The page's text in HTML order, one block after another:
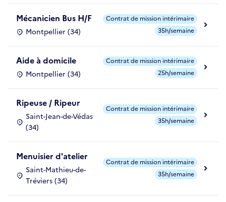
Mécanicien Bus H/F
Montpellier (34)
Contrat de mission intérimaire
35h/semaine
Aide à domicile
Montpellier (34)
Contrat de mission intérimaire
25h/semaine
Ripeuse / Ripeur
Saint-Jean-de-Védas
(34)
Contrat de mission intérimaire
35h/semaine
Menuisier d'atelier
Saint-Mathieu-de-
Tréviers (34)
Contrat de mission intérimaire
35h/semaine